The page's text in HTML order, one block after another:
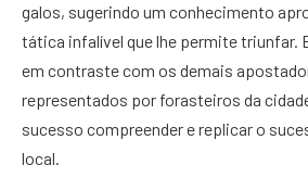
galos, sugerindo um conhecimento
tática infalível que lhe permite triunfar.
em contraste com os demais
representados por forasteiros da
sucesso compreender e replicar o
local.